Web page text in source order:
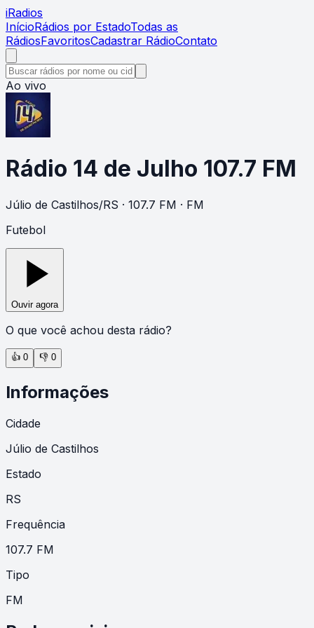
iRadios
InícioRádios por EstadoTodas as
RádiosFavoritosCadastrar RádioContato
Ao vivo
Rádio 14 de Julho 107.7 FM
Júlio de Castilhos/RS · 107.7 FM · FM
Futebol
Ouvir agora
O que você achou desta rádio?
👍 0 👎 0
Informações
Cidade
Júlio de Castilhos
Estado
RS
Frequência
107.7 FM
Tipo
FM